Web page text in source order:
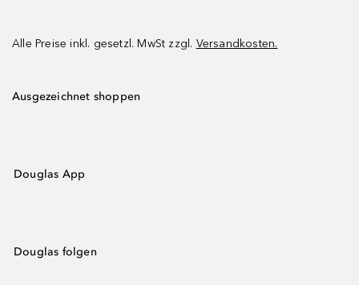
Alle Preise inkl. gesetzl. MwSt zzgl. Versandkosten.
Ausgezeichnet shoppen
Douglas App
Douglas folgen